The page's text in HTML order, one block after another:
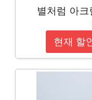
별처럼 아
현재 할